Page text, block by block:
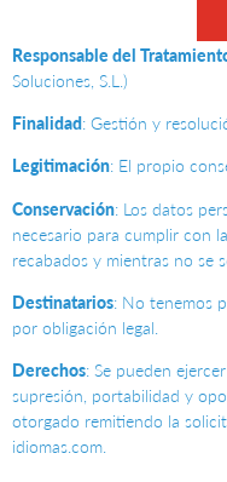
Responsable del
Soluciones, S.L.)
Finalidad: Gestión y
Legitimación: El propio
Conservación: Los datos
necesario para cumplir con
recabados y mientras no se
Destinatarios: No tenemos
por obligación legal.
Derechos: Se pueden
supresión, portabilidad y
otorgado remitiendo la
idiomas.com.